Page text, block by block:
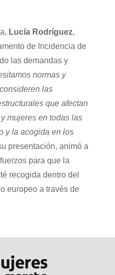
Lucía Rodríguez,
de Incidencia de
las demandas y
normas y
las
que afectan
mujeres en todas las
y la acogida en los
presentación, animó a
para que la
recogida dentro del
europeo a través de